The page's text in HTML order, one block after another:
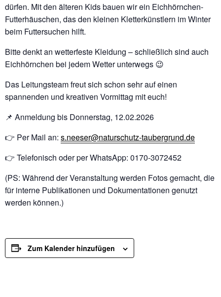
dürfen. Mit den älteren Kids bauen wir ein Eichhörnchen-
Futterhäuschen, das den kleinen Kletterkünstlern im Winter
beim Futtersuchen hilft.
Bitte denkt an wetterfeste Kleidung – schließlich sind auch
Eichhörnchen bei jedem Wetter unterwegs 😉
Das Leitungsteam freut sich schon sehr auf einen
spannenden und kreativen Vormittag mit euch!
📌 Anmeldung bis Donnerstag, 12.02.2026
👉 Per Mail an: s.neeser@naturschutz-taubergrund.de
👉 Telefonisch oder per WhatsApp: 0170-3072452
(PS: Während der Veranstaltung werden Fotos gemacht, die
für interne Publikationen und Dokumentationen genutzt
werden können.)
Zum Kalender hinzufügen